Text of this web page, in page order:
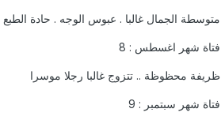
متوسطة الجمال غالبا . عبوس الوجه . حادة الطبع
فتاة شهر اغسطس : 8
ظريفة محظوظة .. تتزوج غالبا رجلا موسرا
فتاة شهر سبتمبر : 9